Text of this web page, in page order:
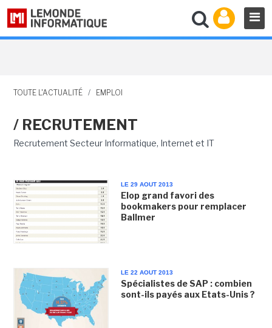
TOUTE L'ACTUALITÉ / EMPLOI
/ RECRUTEMENT
Recrutement Secteur Informatique, Internet et IT
LE 29 AOUT 2013
Elop grand favori des
bookmakers pour remplacer
Ballmer
LE 22 AOUT 2013
Spécialistes de SAP : combien
sont-ils payés aux Etats-Unis ?